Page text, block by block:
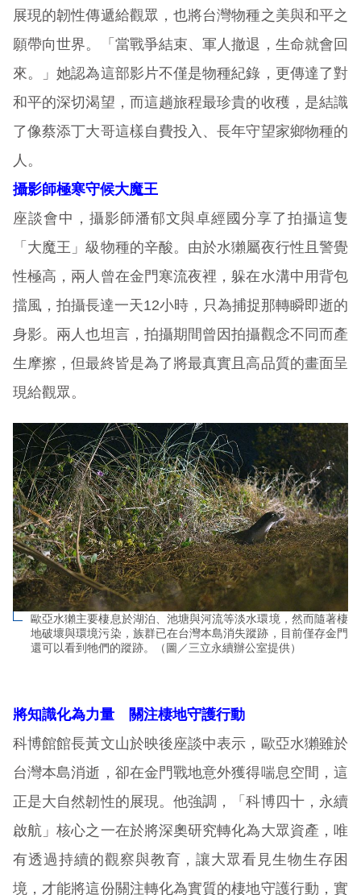
展現的韌性傳遞給觀眾，也將台灣物種之美與和平之
願帶向世界。「當戰爭結束、軍人撤退，生命就會回
來。」她認為這部影片不僅是物種紀錄，更傳達了對
和平的深切渴望，而這趟旅程最珍貴的收穫，是結識
了像蔡添丁大哥這樣自費投入、長年守望家鄉物種的
人。
攝影師極寒守候大魔王
座談會中，攝影師潘郁文與卓經國分享了拍攝這隻
「大魔王」級物種的辛酸。由於水獺屬夜行性且警覺
性極高，兩人曾在金門寒流夜裡，躲在水溝中用背包
擋風，拍攝長達一天12小時，只為捕捉那轉瞬即逝的
身影。兩人也坦言，拍攝期間曾因拍攝觀念不同而產
生摩擦，但最終皆是為了將最真實且高品質的畫面呈
現給觀眾。
歐亞水獺主要棲息於湖泊、池塘與河流等淡水環境，然而隨著棲
地破壞與環境污染，族群已在台灣本島消失蹤跡，目前僅存金門
還可以看到牠們的蹤跡。（圖／三立永續辦公室提供）
將知識化為力量 關注棲地守護行動
科博館館長黃文山於映後座談中表示，歐亞水獺雖於
台灣本島消逝，卻在金門戰地意外獲得喘息空間，這
正是大自然韌性的展現。他強調，「科博四十，永續
啟航」核心之一在於將深奧研究轉化為大眾資產，唯
有透過持續的觀察與教育，讓大眾看見生物生存困
境，才能將這份關注轉化為實質的棲地守護行動，實